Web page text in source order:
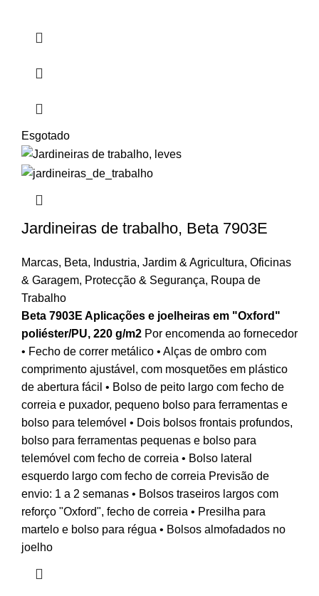
Esgotado
Jardineiras de trabalho, Beta 7903E
Marcas, Beta, Industria, Jardim & Agricultura, Oficinas
& Garagem, Protecção & Segurança, Roupa de
Trabalho
Beta 7903E Aplicações e joelheiras em "Oxford"
poliéster/PU, 220 g/m2 Por encomenda ao fornecedor
• Fecho de correr metálico • Alças de ombro com
comprimento ajustável, com mosquetões em plástico
de abertura fácil • Bolso de peito largo com fecho de
correia e puxador, pequeno bolso para ferramentas e
bolso para telemóvel • Dois bolsos frontais profundos,
bolso para ferramentas pequenas e bolso para
telemóvel com fecho de correia • Bolso lateral
esquerdo largo com fecho de correia Previsão de
envio: 1 a 2 semanas • Bolsos traseiros largos com
reforço "Oxford", fecho de correia • Presilha para
martelo e bolso para régua • Bolsos almofadados no
joelho